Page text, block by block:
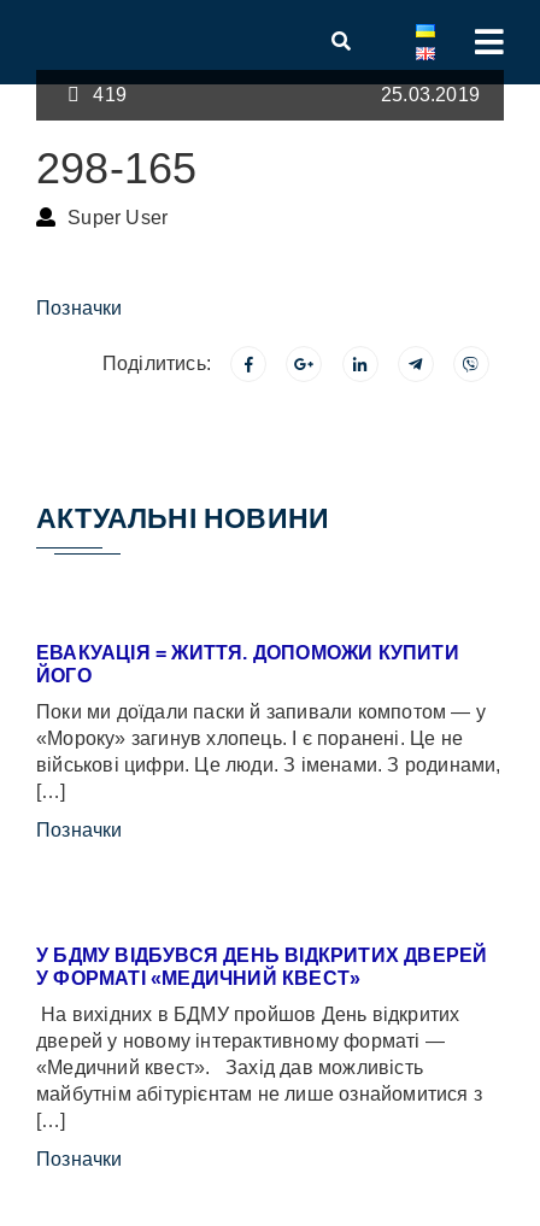
419 25.03.2019
298-165
Super User
Позначки
Поділитись:
АКТУАЛЬНІ НОВИНИ
ЕВАКУАЦІЯ = ЖИТТЯ. ДОПОМОЖИ КУПИТИ
ЙОГО
Поки ми доїдали паски й запивали компотом — у
«Мороку» загинув хлопець. І є поранені. Це не
військові цифри. Це люди. З іменами. З родинами,
[…]
Позначки
У БДМУ ВІДБУВСЯ ДЕНЬ ВІДКРИТИХ ДВЕРЕЙ
У ФОРМАТІ «МЕДИЧНИЙ КВЕСТ»
На вихідних в БДМУ пройшов День відкритих
дверей у новому інтерактивному форматі —
«Медичний квест». Захід дав можливість
майбутнім абітурієнтам не лише ознайомитися з
[…]
Позначки